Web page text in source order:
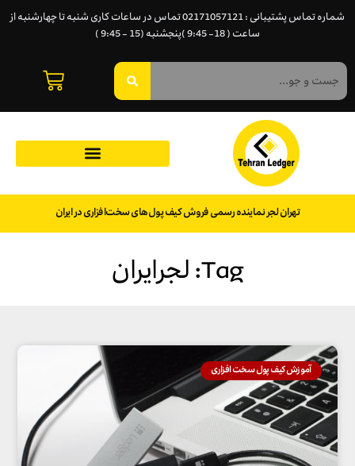
شماره تماس پشتیبانی : 02171057121 تماس در ساعات کاری شنبه تا چهارشنبه از
ساعت ( 18- 9:45 )پنجشنبه (15 - 9:45 )
تهران لجر نماینده رسمی فروش کیف پول‌های سخت‌افزاری در ایران
Tag: لجرایران
آموزش کیف پول سخت افزاری